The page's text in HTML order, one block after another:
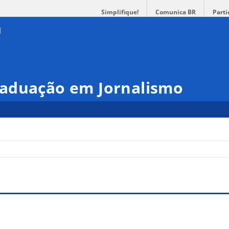
Simplifique! Comunica BR
em Jornalismo